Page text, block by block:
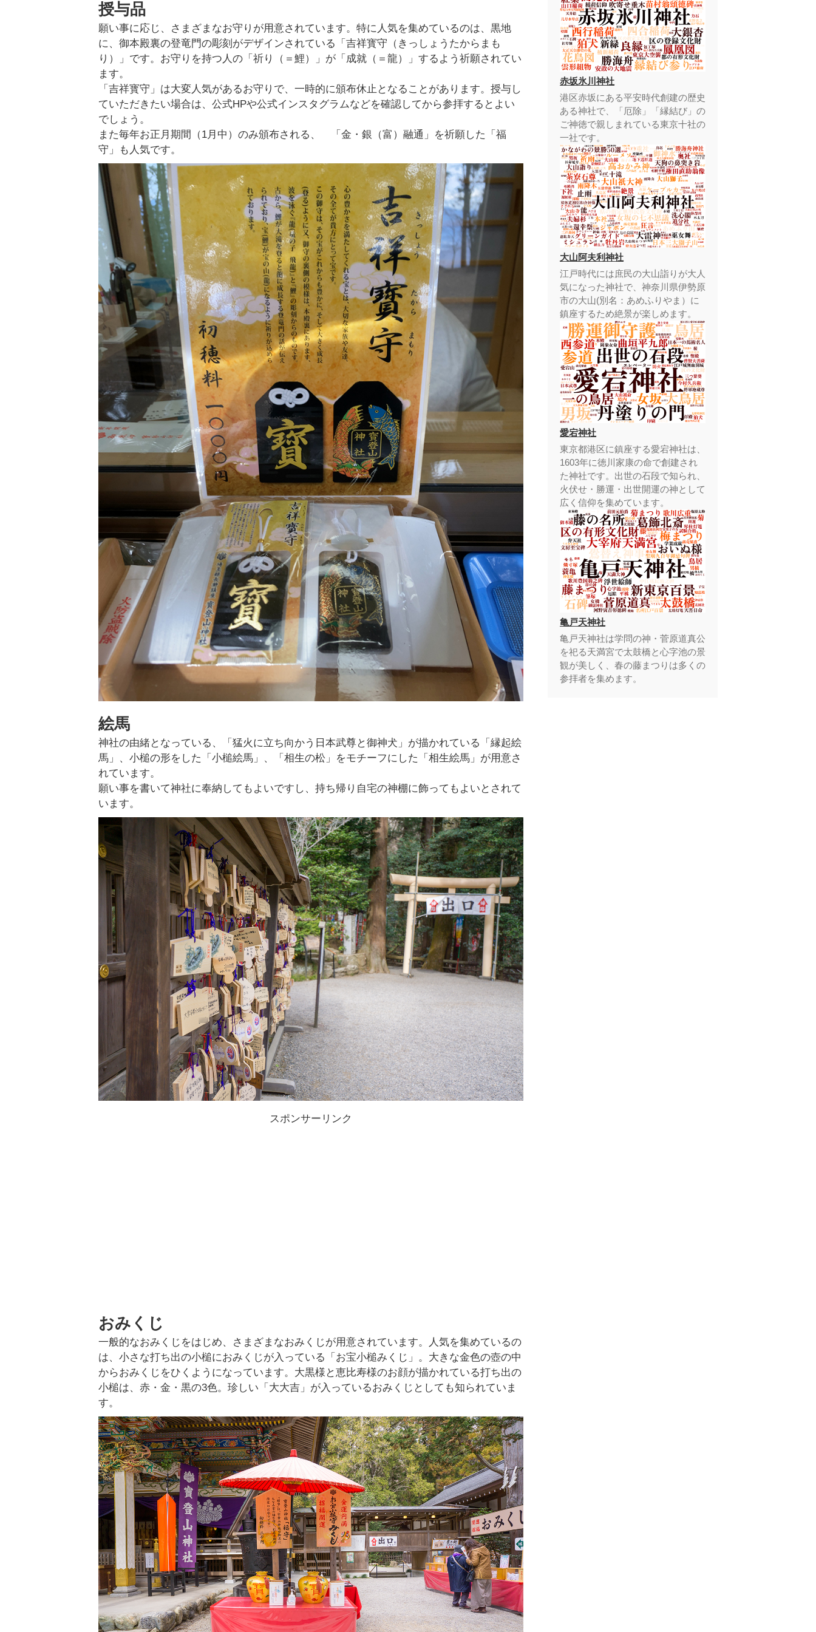
授与品
願い事に応じ、さまざまなお守りが用意されています。特に人気を集めているのは、黒地
に、御本殿裏の登竜門の彫刻がデザインされている「吉祥寳守（きっしょうたからまも
り）」です。お守りを持つ人の「祈り（＝鯉）」が「成就（＝龍）」するよう祈願されてい
ます。
「吉祥寳守」は大変人気があるお守りで、一時的に頒布休止となることがあります。授与し
ていただきたい場合は、公式HPや公式インスタグラムなどを確認してから参拝するとよい
でしょう。
また毎年お正月期間（1月中）のみ頒布される、 「金・銀（富）融通」を祈願した「福
守」も人気です。
絵馬
神社の由緒となっている、「猛火に立ち向かう日本武尊と御神犬」が描かれている「縁起絵
馬」、小槌の形をした「小槌絵馬」、「相生の松」をモチーフにした「相生絵馬」が用意さ
れています。
願い事を書いて神社に奉納してもよいですし、持ち帰り自宅の神棚に飾ってもよいとされて
います。
スポンサーリンク
おみくじ
一般的なおみくじをはじめ、さまざまなおみくじが用意されています。人気を集めているの
は、小さな打ち出の小槌におみくじが入っている「お宝小槌みくじ」。大きな金色の壺の中
からおみくじをひくようになっています。大黒様と恵比寿様のお顔が描かれている打ち出の
小槌は、赤・金・黒の3色。珍しい「大大吉」が入っているおみくじとしても知られていま
す。
赤坂氷川神社
港区赤坂にある平安時代創建の歴史
ある神社で、「厄除」「縁結び」の
ご神徳で親しまれている東京十社の
一社です。
大山阿夫利神社
江戸時代には庶民の大山詣りが大人
気になった神社で、神奈川県伊勢原
市の大山(別名：あめふりやま）に
鎮座するため絶景が楽しめます。
愛宕神社
東京都港区に鎮座する愛宕神社は、
1603年に徳川家康の命で創建され
た神社です。出世の石段で知られ、
火伏せ・勝運・出世開運の神として
広く信仰を集めています。
亀戸天神社
亀戸天神社は学問の神・菅原道真公
を祀る天満宮で太鼓橋と心字池の景
観が美しく、春の藤まつりは多くの
参拝者を集めます。